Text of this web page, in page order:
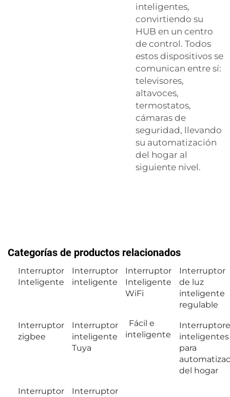
inteligentes,
convirtiendo su
HUB en un centro
de control. Todos
estos dispositivos se
comunican entre sí:
televisores,
altavoces,
termostatos,
cámaras de
seguridad, llevando
su automatización
del hogar al
siguiente nivel.
Categorías de productos relacionados
Interruptor
Inteligente
Interruptor
inteligente
Interruptor
Inteligente
WiFi
Interruptor
de luz
inteligente
regulable
Interruptor
zigbee
Interruptor
inteligente
Tuya
Fácil e
inteligente
inteligentes
para
del hogar
Interruptor
Interruptor